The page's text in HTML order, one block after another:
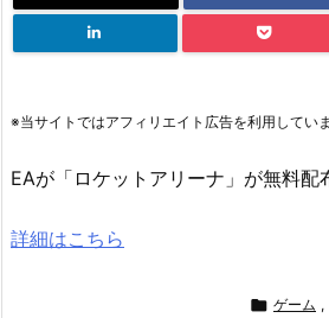
※当サイトではアフィリエイト広告を利用していま
EAが「ロケットアリーナ」が無料配
詳細はこちら
 ゲーム ,